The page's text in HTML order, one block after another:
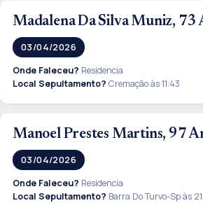
Madalena Da Silva Muniz, 73
03/04/2026
Onde Faleceu? Residencia
Local Sepultamento? Cremação às 11:43
Manoel Prestes Martins, 97
03/04/2026
Onde Faleceu? Residencia
Local Sepultamento? Barra Do Turvo-Sp às